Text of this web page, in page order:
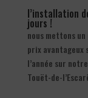
l’installation
jours !
nous mettons
prix
l’année sur
Touët-de-